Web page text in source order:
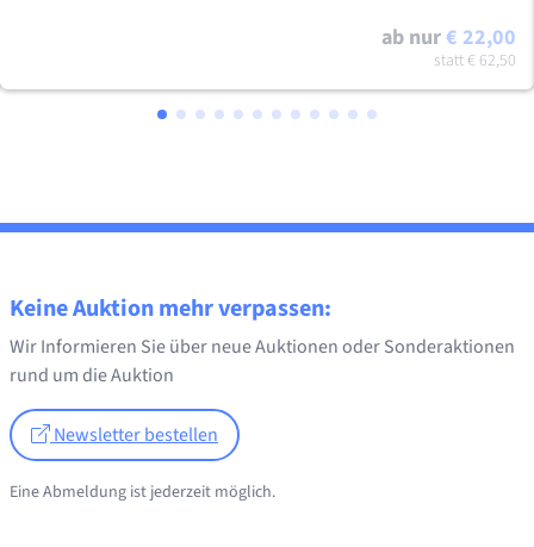
ab nur€ 22,00
statt€ 62,50
Keine Auktion mehr verpassen:
Wir Informieren Sie über neue Auktionen oder Sonderaktionen
rund um die Auktion
Newsletter bestellen
Eine Abmeldung ist jederzeit möglich.